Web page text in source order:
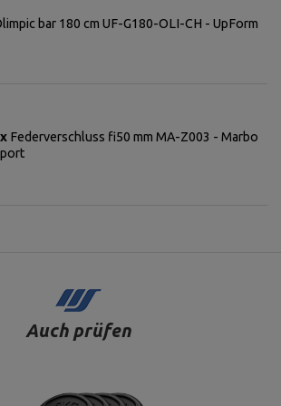
bar 180 cm UF-G180-OLI-CH - UpForm
Federverschluss fi50 mm MA-Z003 - Marbo
Auch prüfen